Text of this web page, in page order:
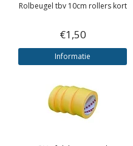
Rolbeugel tbv 10cm rollers kort
€1,50
Informatie